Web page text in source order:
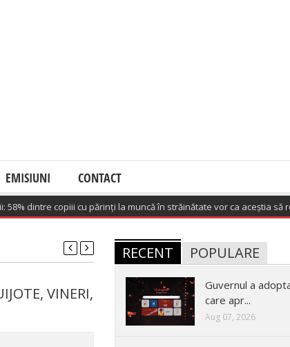
EMISIUNI CONTACT
dintre copiii cu părinți la muncă în străinătate vor ca aceștia să
VINERI,
RECENT POPULARE
Guvernul a
care apr...
Aug 07, 2026